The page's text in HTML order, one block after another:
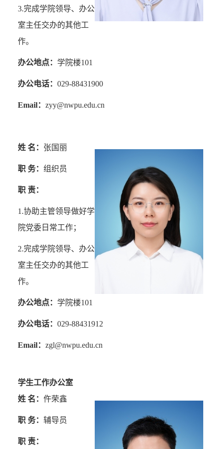
3.完成学院领导、办公
室主任交办的其他工
作。
办公地点： 学院楼101
办公电话： 029-88431900
Email： zyy@nwpu.edu.cn
姓 名： 张国丽
职 务： 组织员
职 责：
1.协助主管领导做好学
院党委日常工作；
2.完成学院领导、办公
室主任交办的其他工
作。
办公地点： 学院楼101
办公电话： 029-88431912
Email： zgl@nwpu.edu.cn
学生工作办公室
姓 名： 仵荣鑫
职 务： 辅导员
职 责：